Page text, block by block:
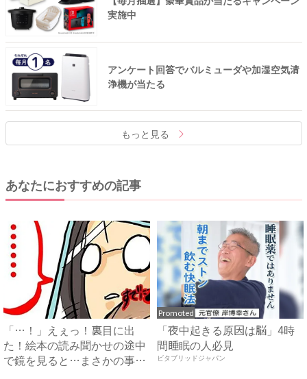
実施中
アンケート回答でバルミューダや加湿空気清
浄機が当たる
もっと見る
あなたにおすすめの記事
「…！」えぇっ！裏目に出
た！絵本の読み聞かせの途中
で鏡を見ると…まさかの事態
Promoted
「夜中起きる原因は脳」4時
間睡眠の人必見
ビタブリッドジャパン